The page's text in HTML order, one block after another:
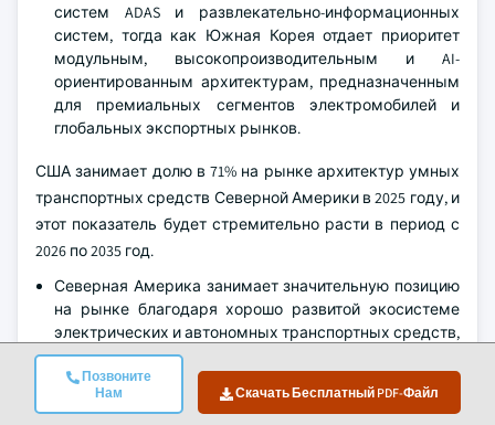
Позвоните
Нам
Скачать Бесплатный PDF-Файл
систем ADAS и развлекательно-информационных
систем, тогда как Южная Корея отдает приоритет
модульным, высокопроизводительным и AI-
ориентированным архитектурам, предназначенным
для премиальных сегментов электромобилей и
глобальных экспортных рынков.
США занимает долю в 71% на рынке архитектур умных
транспортных средств Северной Америки в 2025 году, и
этот показатель будет стремительно расти в период с
2026 по 2035 год.
Северная Америка занимает значительную позицию
на рынке благодаря хорошо развитой экосистеме
электрических и автономных транспортных средств,
передовому производству OEM и растущим
мощностям по производству электромобилей, а
также надежным нормативным рамкам в области